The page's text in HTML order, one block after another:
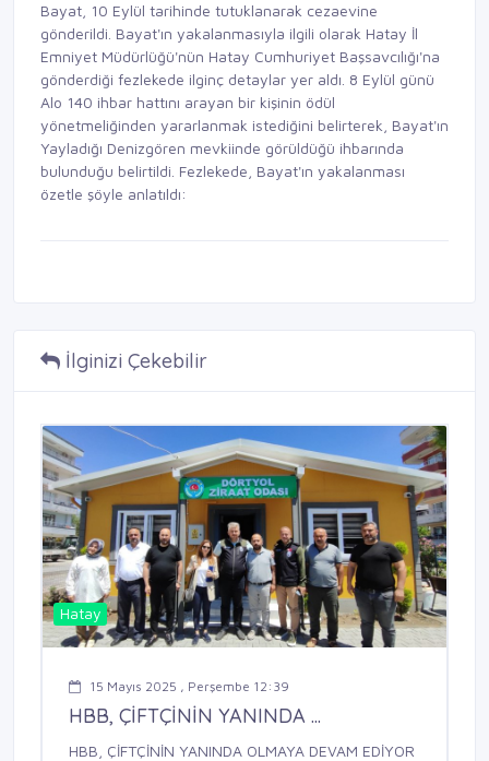
Bayat, 10 Eylül tarihinde tutuklanarak cezaevine
gönderildi. Bayat'ın yakalanmasıyla ilgili olarak Hatay İl
Emniyet Müdürlüğü'nün Hatay Cumhuriyet Başsavcılığı'na
gönderdiği fezlekede ilginç detaylar yer aldı. 8 Eylül günü
Alo 140 ihbar hattını arayan bir kişinin ödül
yönetmeliğinden yararlanmak istediğini belirterek, Bayat'ın
Yayladığı Denizgören mevkiinde görüldüğü ihbarında
bulunduğu belirtildi. Fezlekede, Bayat'ın yakalanması
özetle şöyle anlatıldı:
İlginizi Çekebilir
Hatay
15 Mayıs 2025 , Perşembe 12:39
HBB, ÇİFTÇİNİN YANINDA ...
HBB, ÇİFTÇİNİN YANINDA OLMAYA DEVAM EDİYOR